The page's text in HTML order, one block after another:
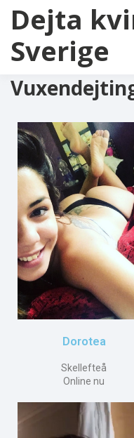
Dejta
Sverige
Dorotea
Skellefteå
Online nu